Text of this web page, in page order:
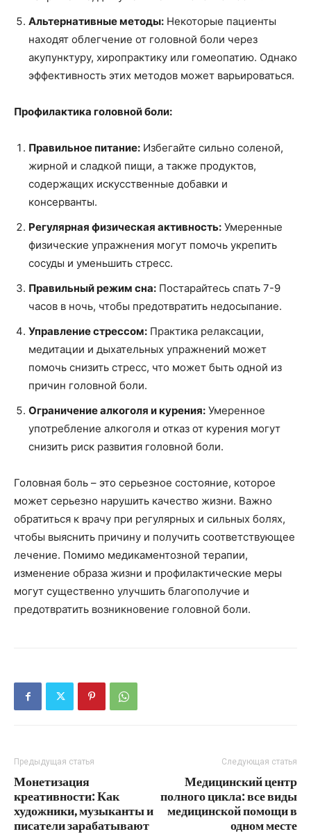
Альтернативные методы: Некоторые пациенты
находят облегчение от головной боли через
акупунктуру, хиропрактику или гомеопатию. Однако
эффективность этих методов может варьироваться.
Профилактика головной боли:
Правильное питание: Избегайте сильно соленой,
жирной и сладкой пищи, а также продуктов,
содержащих искусственные добавки и
консерванты.
Регулярная физическая активность: Умеренные
физические упражнения могут помочь укрепить
сосуды и уменьшить стресс.
Правильный режим сна: Постарайтесь спать 7-9
часов в ночь, чтобы предотвратить недосыпание.
Управление стрессом: Практика релаксации,
медитации и дыхательных упражнений может
помочь снизить стресс, что может быть одной из
причин головной боли.
Ограничение алкоголя и курения: Умеренное
употребление алкоголя и отказ от курения могут
снизить риск развития головной боли.
Головная боль – это серьезное состояние, которое
может серьезно нарушить качество жизни. Важно
обратиться к врачу при регулярных и сильных болях,
чтобы выяснить причину и получить соответствующее
лечение. Помимо медикаментозной терапии,
изменение образа жизни и профилактические меры
могут существенно улучшить благополучие и
предотвратить возникновение головной боли.
Предыдущая статья
Монетизация
креативности: Как
художники, музыканты и
писатели зарабатывают
Следующая статья
Медицинский центр
полного цикла: все виды
медицинской помощи в
одном месте